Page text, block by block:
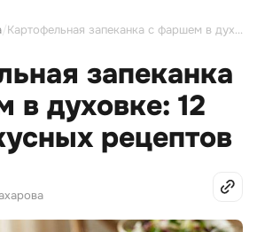
Картофельная запеканка с фаршем в духовке: 12 самых вкусных рецептов
запеканка
в духовке: 12
рецептов